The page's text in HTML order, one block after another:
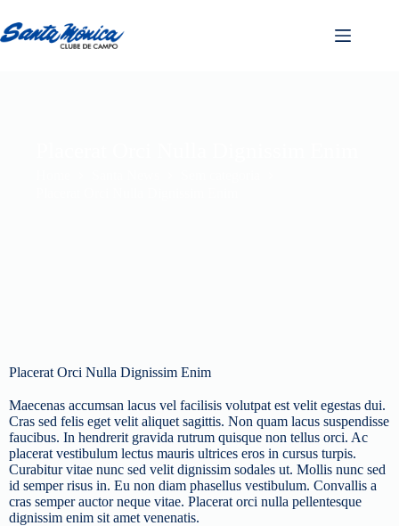
Placerat Orci Nulla Dignissim Enim
Maecenas accumsan lacus vel facilisis volutpat est velit egestas dui.
Cras sed felis eget velit aliquet sagittis. Non quam lacus suspendisse
faucibus. In hendrerit gravida rutrum quisque non tellus orci. Ac
placerat vestibulum lectus mauris ultrices eros in cursus turpis.
Curabitur vitae nunc sed velit dignissim sodales ut. Mollis nunc sed
id semper risus in. Eu non diam phasellus vestibulum. Convallis a
cras semper auctor neque vitae. Placerat orci nulla pellentesque
dignissim enim sit amet venenatis.